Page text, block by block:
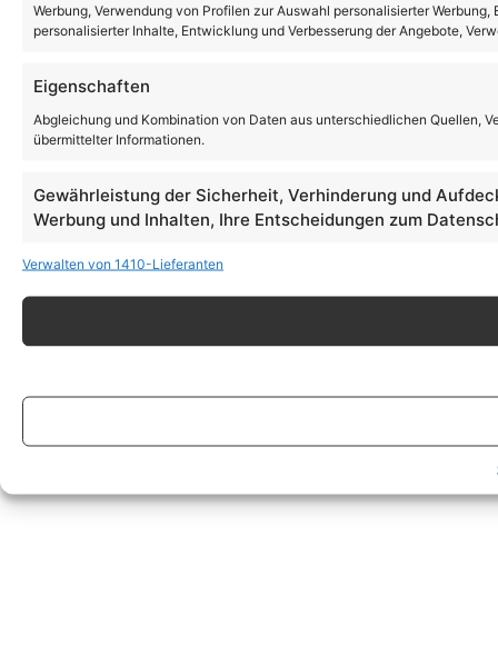
Werbung, Verwendung von Profilen zur Auswahl personalisierter
personalisierter Inhalte, Entwicklung und Verbesserung der Angebote,
Eigenschaften
Abgleichung und Kombination von Daten aus unterschiedlichen Quellen,
übermittelter Informationen.
Gewährleistung der Sicherheit, Verhinderung und
Werbung und Inhalten, Ihre Entscheidungen zum
Verwalten von 1410-Lieferanten